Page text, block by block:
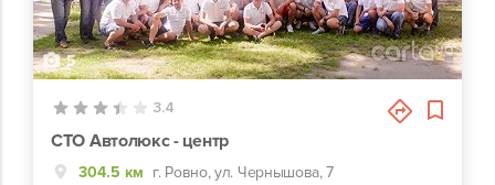
5
3.4
СТО Автолюкс - центр
304.5 км г. Ровно, ул. Чернышова, 7